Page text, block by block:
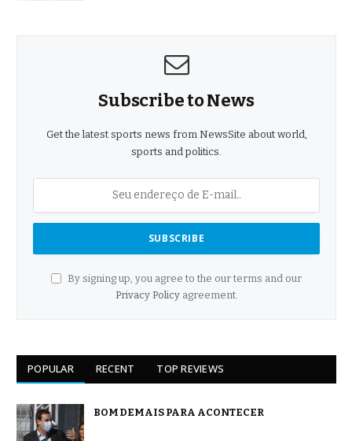
Subscribe to News
Get the latest sports news from NewsSite about world,
sports and politics.
By signing up, you agree to the our terms and our
Privacy Policyagreement.
POPULAR RECENT TOP REVIEWS
BOM DEMAIS PARA ACONTECER